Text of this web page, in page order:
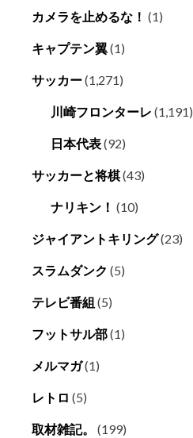
カメラを止めるな！ (1)
キャプテン翼(1)
サッカー(1,271)
川崎フロンターレ (1,191)
日本代表(92)
サッカーと将棋(43)
ナリキン！ (10)
ジャイアントキリング(23)
スラムダンク (5)
テレビ番組 (5)
フットサル部(1)
メルマガ(1)
レトロ (5)
取材雑記。 (199)